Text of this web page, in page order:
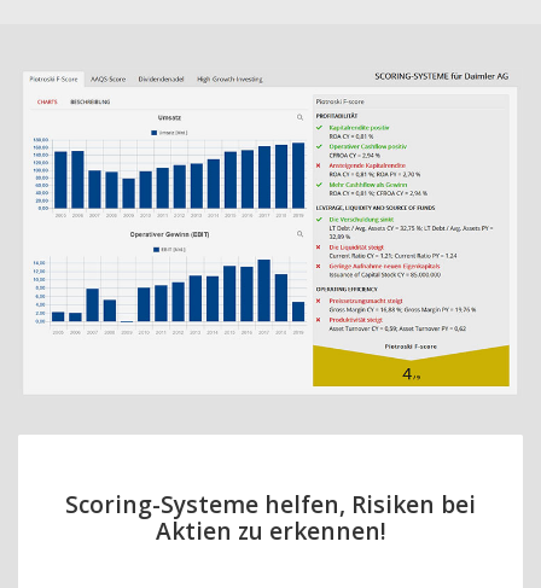
Scoring-Systeme helfen, Risiken bei
Aktien zu erkennen!